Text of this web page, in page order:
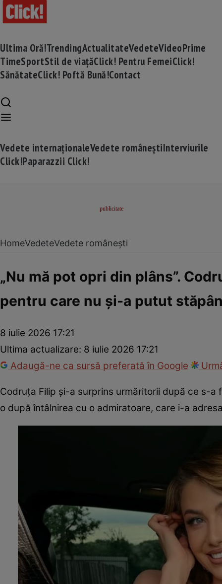
Ultima Oră!TrendingActualitateVedeteVideoPrime
TimeSportStil de viațăClick! Pentru FemeiClick!
SănătateClick! Poftă Bună!Contact
Vedete internaționaleVedete româneștiInterviurile
Click!Paparazzii Click!
HomeVedeteVedete românești
„Nu mă pot opri din plâns”.
pentru care nu și-a putut
8 iulie 2026 17:21
Ultima actualizare: 8 iulie 2026 17:21
Adaugă-ne ca sursă preferată în Google
Codruța Filip și-a surprins urmăritorii după ce s-
o după întâlnirea cu o admiratoare, care i-a